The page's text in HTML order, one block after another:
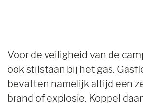
Voor de veiligheid van de
ook stilstaan bij het gas.
bevatten namelijk altijd een
brand of explosie. Koppel